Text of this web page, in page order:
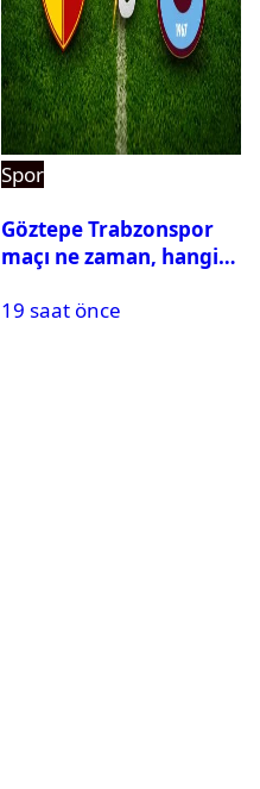
Spor
Göztepe Trabzonspor
maçı ne zaman, hangi
oynayacak mı?
19 saat önce